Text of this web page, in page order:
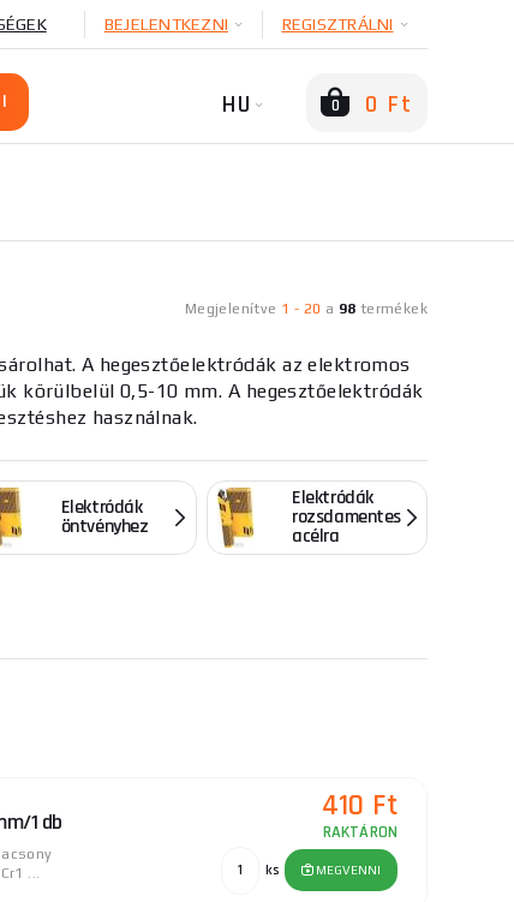
BEJELENTKEZNI REGISZTRÁLNI
HU 0 0 Ft
Megjelenítve 1 - 20 a 98 termékek
A hegesztőelektródák az elektromos
körülbelül 0,5-10 mm. A hegesztőelektródák
használnak.
Elektródák
öntvényhez
Elektródák
rozsdamentes
acélra
1 db
...
410 Ft
RAKTÁRON
ks MEGVENNI